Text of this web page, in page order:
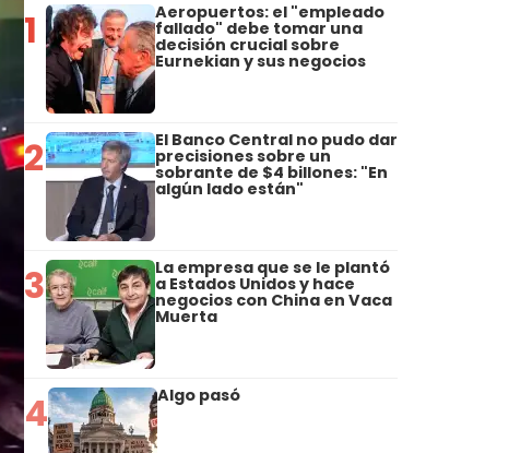
1 Aeropuertos: el "empleado
fallado" debe tomar una
decisión crucial sobre
Eurnekian y sus negocios
2 El Banco Central no pudo dar
precisiones sobre un
sobrante de $4 billones: "En
algún lado están"
3 La empresa que se le plantó
a Estados Unidos y hace
negocios con China en Vaca
Muerta
4 Algo pasó